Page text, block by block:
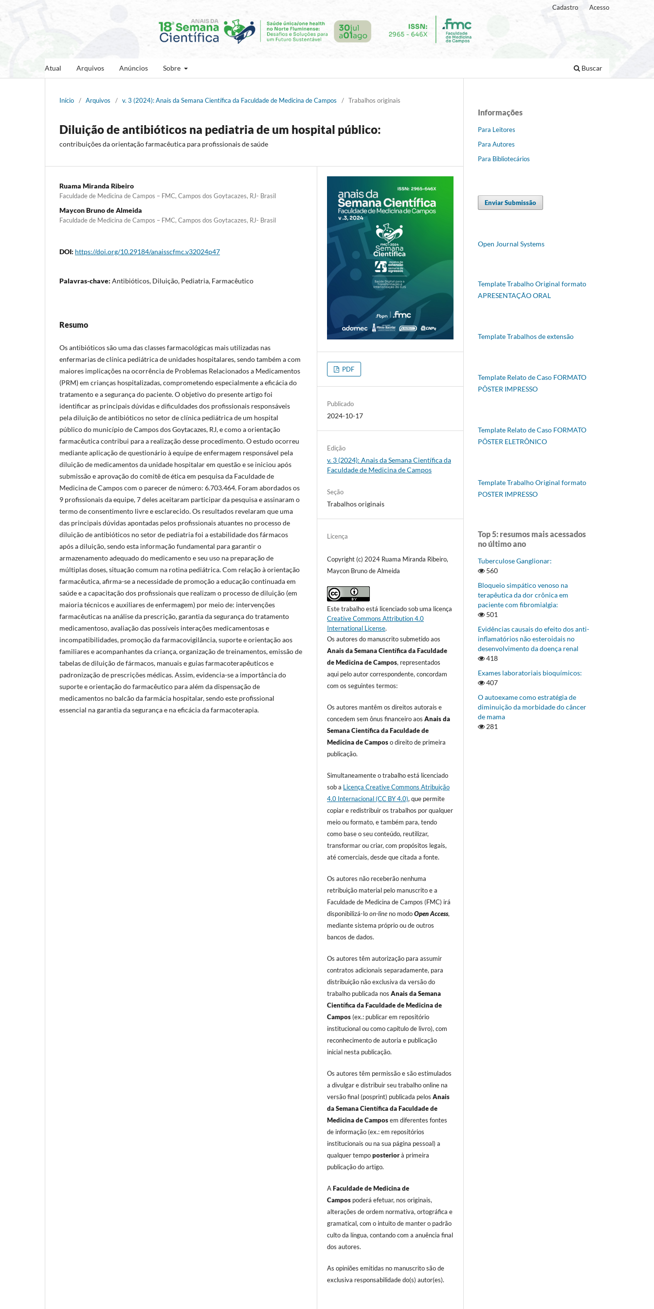
Atual Arquivos Anúncios Sobre Buscar
Cadastro Acesso
Início / Arquivos / v. 3 (2024): Anais da Semana Científica da Faculdade de Medicina de Campos / Trabalhos originais
Diluição de antibióticos na pediatria de um hospital público:
contribuições da orientação farmacêutica para profissionais de saúde
Ruama Miranda Ribeiro
Faculdade de Medicina de Campos – FMC, Campos dos Goytacazes, RJ- Brasil
Maycon Bruno de Almeida
Faculdade de Medicina de Campos – FMC, Campos dos Goytacazes, RJ- Brasil
DOI: https://doi.org/10.29184/anaisscfmc.v32024p47
Palavras-chave: Antibióticos, Diluição, Pediatria, Farmacêutico
Resumo
Os antibióticos são uma das classes farmacológicas mais utilizadas nas
enfermarias de clínica pediátrica de unidades hospitalares, sendo também a com
maiores implicações na ocorrência de Problemas Relacionados a Medicamentos
(PRM) em crianças hospitalizadas, comprometendo especialmente a eficácia do
tratamento e a segurança do paciente. O objetivo do presente artigo foi
identificar as principais dúvidas e dificuldades dos profissionais responsáveis
pela diluição de antibióticos no setor de clínica pediátrica de um hospital
público do município de Campos dos Goytacazes, RJ, e como a orientação
farmacêutica contribui para a realização desse procedimento. O estudo ocorreu
mediante aplicação de questionário à equipe de enfermagem responsável pela
diluição de medicamentos da unidade hospitalar em questão e se iniciou após
submissão e aprovação do comitê de ética em pesquisa da Faculdade de
Medicina de Campos com o parecer de número: 6.703.464. Foram abordados os
9 profissionais da equipe, 7 deles aceitaram participar da pesquisa e assinaram o
termo de consentimento livre e esclarecido. Os resultados revelaram que uma
das principais dúvidas apontadas pelos profissionais atuantes no processo de
diluição de antibióticos no setor de pediatria foi a estabilidade dos fármacos
após a diluição, sendo esta informação fundamental para garantir o
armazenamento adequado do medicamento e seu uso na preparação de
múltiplas doses, situação comum na rotina pediátrica. Com relação à orientação
farmacêutica, afirma-se a necessidade de promoção a educação continuada em
saúde e a capacitação dos profissionais que realizam o processo de diluição (em
maioria técnicos e auxiliares de enfermagem) por meio de: intervenções
farmacêuticas na análise da prescrição, garantia da segurança do tratamento
medicamentoso, avaliação das possíveis interações medicamentosas e
incompatibilidades, promoção da farmacovigilância, suporte e orientação aos
familiares e acompanhantes da criança, organização de treinamentos, emissão de
tabelas de diluição de fármacos, manuais e guias farmacoterapêuticos e
padronização de prescrições médicas. Assim, evidencia-se a importância do
suporte e orientação do farmacêutico para além da dispensação de
medicamentos no balcão da farmácia hospitalar, sendo este profissional
essencial na garantia da segurança e na eficácia da farmacoterapia.
PDF
Publicado
2024-10-17
Edição
v. 3 (2024): Anais da Semana Científica da
Faculdade de Medicina de Campos
Seção
Trabalhos originais
Licença
Copyright (c) 2024 Ruama Miranda Ribeiro,
Maycon Bruno de Almeida
Este trabalho está licenciado sob uma licença
Creative Commons Attribution 4.0
International License.
Os autores do manuscrito submetido aos
Anais da Semana Científica da Faculdade
de Medicina de Campos, representados
aqui pelo autor correspondente, concordam
com os seguintes termos:
Os autores mantêm os direitos autorais e
concedem sem ônus financeiro aosAnais da
Semana Científica da Faculdade de
Medicina de Camposo direito de primeira
publicação.
Simultaneamente o trabalho está licenciado
sob a Licença Creative Commons Atribuição
4.0 Internacional (CC BY 4.0), que permite
copiar e redistribuir os trabalhos por qualquer
meio ou formato, e também para, tendo
como base o seu conteúdo, reutilizar,
transformar ou criar, com propósitos legais,
até comerciais, desde que citada a fonte.
Os autores não receberão nenhuma
retribuição material pelo manuscrito e a
Faculdade de Medicina de Campos (FMC) irá
disponibilizá-loon-line no modoOpen Access,
mediante sistema próprio ou de outros
bancos de dados.
Os autores têm autorização para assumir
contratos adicionais separadamente, para
distribuição não exclusiva da versão do
trabalho publicada nosAnais da Semana
Científica da Faculdade de Medicina de
Campos (ex.: publicar em repositório
institucional ou como capítulo de livro), com
reconhecimento de autoria e publicação
inicial nesta publicação.
Os autores têm permissão e são estimulados
a divulgar e distribuir seu trabalho online na
versão final (posprint) publicada pelosAnais
da Semana Científica da Faculdade de
Medicina de Camposem diferentes fontes
de informação (ex.: em repositórios
institucionais ou na sua página pessoal) a
qualquer tempoposteriorà primeira
publicação do artigo.
AFaculdade de Medicina de
Campos poderá efetuar, nos originais,
alterações de ordem normativa, ortográfica e
gramatical, com o intuito de manter o padrão
culto da língua, contando com a anuência final
dos autores.
As opiniões emitidas no manuscrito são de
exclusiva responsabilidade do(s) autor(es).
Informações
Para Leitores
Para Autores
Para Bibliotecários
Enviar Submissão
Open Journal Systems
Template Trabalho Original formato
APRESENTAÇÃO ORAL
Template Trabalhos de extensão
Template Relato de Caso FORMATO
PÔSTER IMPRESSO
Template Relato de Caso FORMATO
PÔSTER ELETRÔNICO
Template Trabalho Original formato
POSTER IMPRESSO
Top 5: resumos mais acessados
no último ano
Tuberculose Ganglionar:
560
Bloqueio simpático venoso na
terapêutica da dor crônica em
paciente com fibromialgia:
501
Evidências causais do efeito dos anti-
inflamatórios não esteroidais no
desenvolvimento da doença renal
418
Exames laboratoriais bioquímicos:
407
O autoexame como estratégia de
diminuição da morbidade do câncer
de mama
281